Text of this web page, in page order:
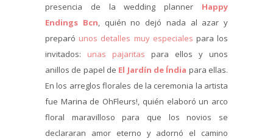
presencia de la wedding planner Happy
Endings Bcn, quién no dejó nada al azar y
preparó unos detalles muy especiales para los
invitados: unas pajaritas para ellos y unos
anillos de papel de El Jardín de Índia para ellas.
En los arreglos florales de la ceremonia la artista
fue Marina de OhFleurs!, quién elaboró un arco
floral maravilloso para que los novios se
declararan amor eterno y adornó el camino